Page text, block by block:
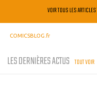
VOIR TOUS LES
COMICSBLOG.fr
LES DERNIÈRES ACTUS TOUT VOIR